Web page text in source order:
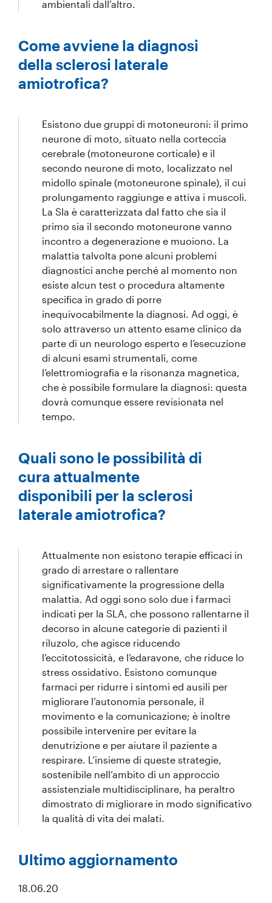
ambientali dall’altro.
Come avviene la diagnosi
della sclerosi laterale
amiotrofica?
Esistono due gruppi di motoneuroni: il primo
neurone di moto, situato nella corteccia
cerebrale (motoneurone corticale) e il
secondo neurone di moto, localizzato nel
midollo spinale (motoneurone spinale), il cui
prolungamento raggiunge e attiva i muscoli.
La Sla è caratterizzata dal fatto che sia il
primo sia il secondo motoneurone vanno
incontro a degenerazione e muoiono. La
malattia talvolta pone alcuni problemi
diagnostici anche perché al momento non
esiste alcun test o procedura altamente
specifica in grado di porre
inequivocabilmente la diagnosi. Ad oggi, è
solo attraverso un attento esame clinico da
parte di un neurologo esperto e l’esecuzione
di alcuni esami strumentali, come
l’elettromiografia e la risonanza magnetica,
che è possibile formulare la diagnosi: questa
dovrà comunque essere revisionata nel
tempo.
Quali sono le possibilità di
cura attualmente
disponibili per la sclerosi
laterale amiotrofica?
Attualmente non esistono terapie efficaci in
grado di arrestare o rallentare
significativamente la progressione della
malattia. Ad oggi sono solo due i farmaci
indicati per la SLA, che possono rallentarne il
decorso in alcune categorie di pazienti il
riluzolo, che agisce riducendo
l’eccitotossicità, e l’edaravone, che riduce lo
stress ossidativo. Esistono comunque
farmaci per ridurre i sintomi ed ausili per
migliorare l’autonomia personale, il
movimento e la comunicazione; è inoltre
possibile intervenire per evitare la
denutrizione e per aiutare il paziente a
respirare. L’insieme di queste strategie,
sostenibile nell’ambito di un approccio
assistenziale multidisciplinare, ha peraltro
dimostrato di migliorare in modo significativo
la qualità di vita dei malati.
Ultimo aggiornamento
18.06.20